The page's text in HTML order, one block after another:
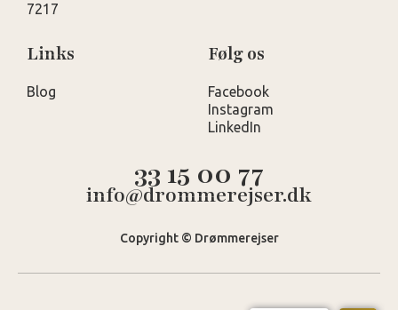
7217
Links
Blog
Følg os
Facebook
Instagram
LinkedIn
33 15 00 77
info@drommerejser.dk
Copyright © Drømmerejser